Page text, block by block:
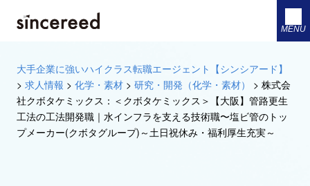
MENU
大手企業に強いハイクラス転職エージェント【シンシアード】
> 求人情報 > 化学・素材 > 研究・開発（化学・素材） > 株式会
社クボタケミックス：＜クボタケミックス＞【大阪】管路更生
工法の工法開発職｜水インフラを支える技術職〜塩ビ管のトッ
プメーカー(クボタグループ)～土日祝休み・福利厚生充実～